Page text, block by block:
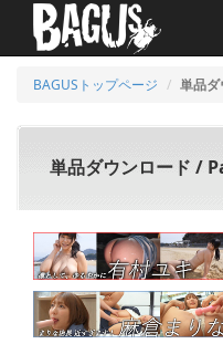
BAGUSトップページ 単品ダ
単品ダウンロード /